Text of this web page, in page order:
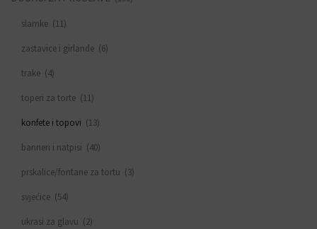
slamke (11)
zastavice i girlande (6)
trake (4)
toperi za torte (11)
konfete i topovi (13)
banneri i natpisi (40)
prskalice/fontane za tortu (3)
svjećice (54)
ukrasi za glavu (2)